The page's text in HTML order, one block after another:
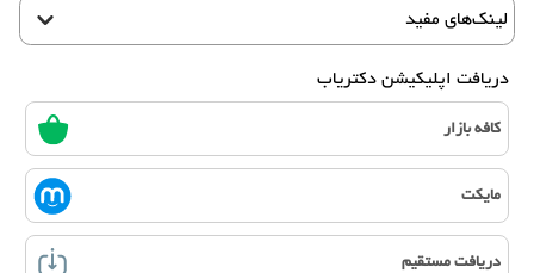
لینک‌های مفید
دریافت اپلیکیشن دکتریاب
کافه بازار
مایکت
دریافت مستقیم